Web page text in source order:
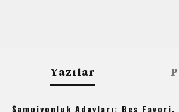
Yazılar
Şampiyonluk Adayları: Beş